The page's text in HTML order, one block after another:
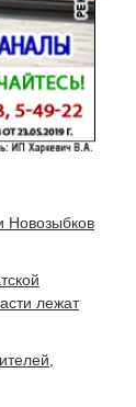
Новозыбков
лежат